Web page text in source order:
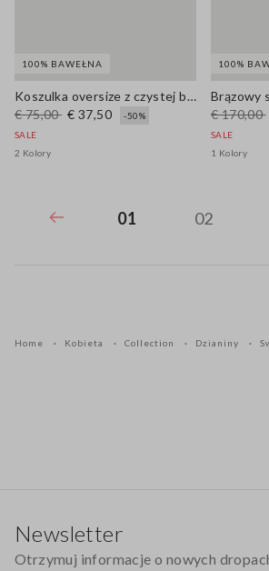
100% BAWEŁNA
Koszulka oversize z czystej bawełny w wielokolorowe paski
€ 75,00 € 37,50
-50%
SALE
2 Kolory
100%
€ 170,00
SALE
1 Kolory
01 02
Home Kobieta Collection Dzianiny
Newsletter
Otrzymuj informacje o nowych